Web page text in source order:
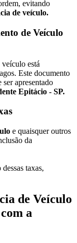
evitando
de veículo.
de Veículo
está
Este documento
apresentado
Epitácio - SP.
e quaisquer outros
da
taxas,
de Veículo
a